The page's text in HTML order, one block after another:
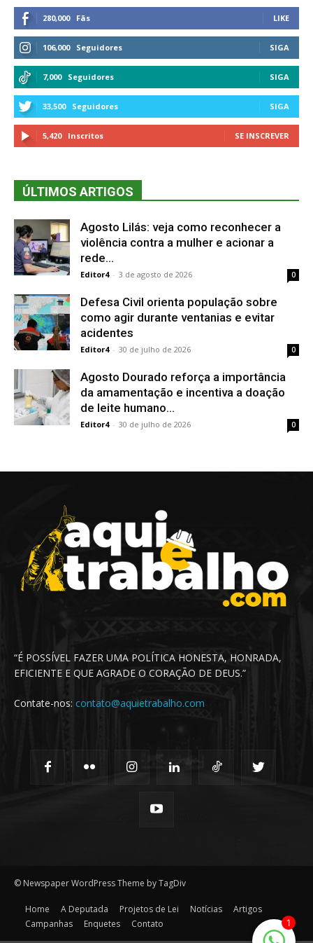
280,000 Fãs LIKE
106,000 Seguidores SIGA
7,000 Seguidores SIGA
33,500 Seguidores SIGA
5,420 Inscritos SE INSCREVER
ÚLTIMOS ARTIGOS
Agosto Lilás: veja como reconhecer a
violência contra a mulher e acionar a
rede...
Editor4 - 3 de agosto de 2026 0
Defesa Civil orienta população sobre
como agir durante ventanias e evitar
acidentes
Editor4 - 30 de julho de 2026 0
Agosto Dourado reforça a importância
da amamentação e incentiva a doação
de leite humano...
Editor4 - 30 de julho de 2026 0
“É POSSÍVEL FAZER UMA POLÍTICA HONESTA, HONRADA,
EFICIENTE E QUE AGRADE O CORAÇÃO DE DEUS.”
Contate-nos: contato@aquietrabalho.com
© Newspaper WordPress Theme by TagDiv
Home A Deputada Projetos de Lei Notícias
Artigos
Campanhas
Enquetes Contato 1